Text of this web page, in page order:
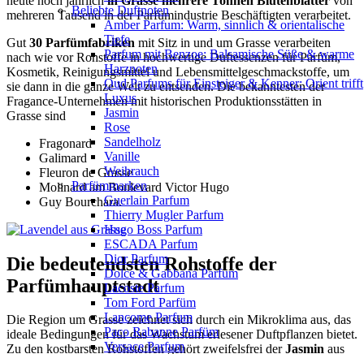
Beliebte Duftnoten
Amber Parfum: Warm, sinnlich & orientalische
Tiefe
Parfum mit Benzoe: Balsamische Süße & warme
Harznoten
Oud Parfums für Einsteiger & Kenner: Orient trifft
Luxus
Jasmin
Rose
Sandelholz
Vanille
Weihrauch
Parfümmarken
Guerlain Parfum
Thierry Mugler Parfum
Hugo Boss Parfum
ESCADA Parfum
Dior Parfum
Dolce & Gabbana Parfum
Lacoste Parfum
Tom Ford Parfüm
Lancome Parfum
Paco Rabanne Parfüm
Versace Parfum
mehreren Tausend in der Parfümindustrie Beschäftigten verarbeitet.
Gut 30 Parfümfabriken mit Sitz in und um Grasse verarbeiten
nach wie vor Rohstoffe in hochwertige Duftessenzen für Parfüm,
Kosmetik, Reinigungsmittel und Lebensmittelgeschmackstoffe, um
sie dann in die ganze Welt zu entsenden. Die bekanntesten der
Fragance-Unternehmen mit historischen Produktionsstätten in
Grasse sind
Fragonard
Galimard
Fleuron de Grasse
Molinard am Boulevard Victor Hugo
Guy Bourchara.
Die bedeutendsten Rohstoffe der
Parfümhauptstadt
Die Region um Grasse zeichnet sich durch ein Mikroklima aus, das
ideale Bedingungen für das Wachstum erlesener Duftpflanzen bietet.
Zu den kostbarsten Rohstoffen gehört zweifelsfrei derJasmin aus